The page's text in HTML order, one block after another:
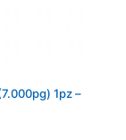
1pz –